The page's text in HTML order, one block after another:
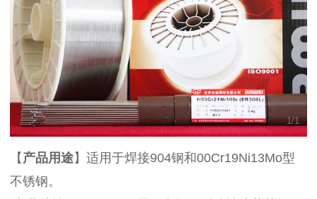
1/1
【 产品用途】适用于焊接904钢和00Cr19Ni13Mo型
不锈钢。